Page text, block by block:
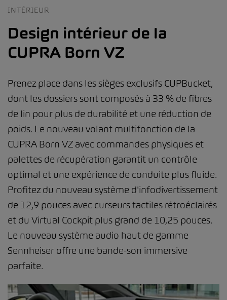
INTÉRIEUR
Design intérieur de la
CUPRA Born VZ
Prenez place dans les sièges exclusifs CUPBucket,
dont les dossiers sont composés à 33 % de fibres
de lin pour plus de durabilité et une réduction de
poids. Le nouveau volant multifonction de la
CUPRA Born VZ avec commandes physiques et
palettes de récupération garantit un contrôle
optimal et une expérience de conduite plus fluide.
Profitez du nouveau système d'infodivertissement
de 12,9 pouces avec curseurs tactiles rétroéclairés
et du Virtual Cockpit plus grand de 10,25 pouces.
Le nouveau système audio haut de gamme
Sennheiser offre une bande-son immersive
parfaite.